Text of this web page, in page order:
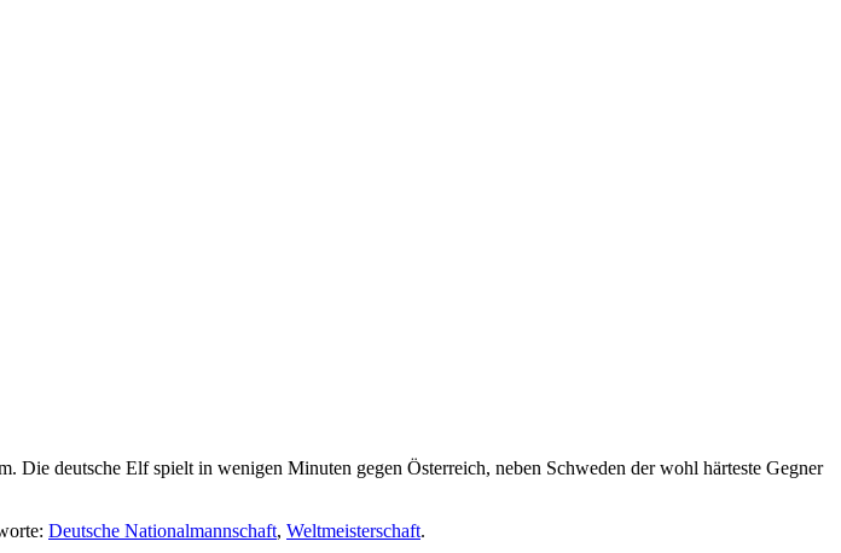
Die deutsche Elf spielt in wenigen Minuten gegen Österreich, neben Schweden der wohl härteste Gegner
Deutsche Nationalmannschaft, Weltmeisterschaft.